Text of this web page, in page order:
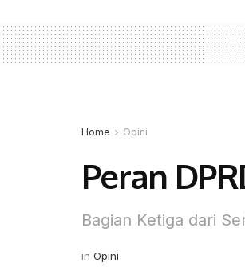
Home Opini
Peran
Bagian Ketiga dari
in Opini